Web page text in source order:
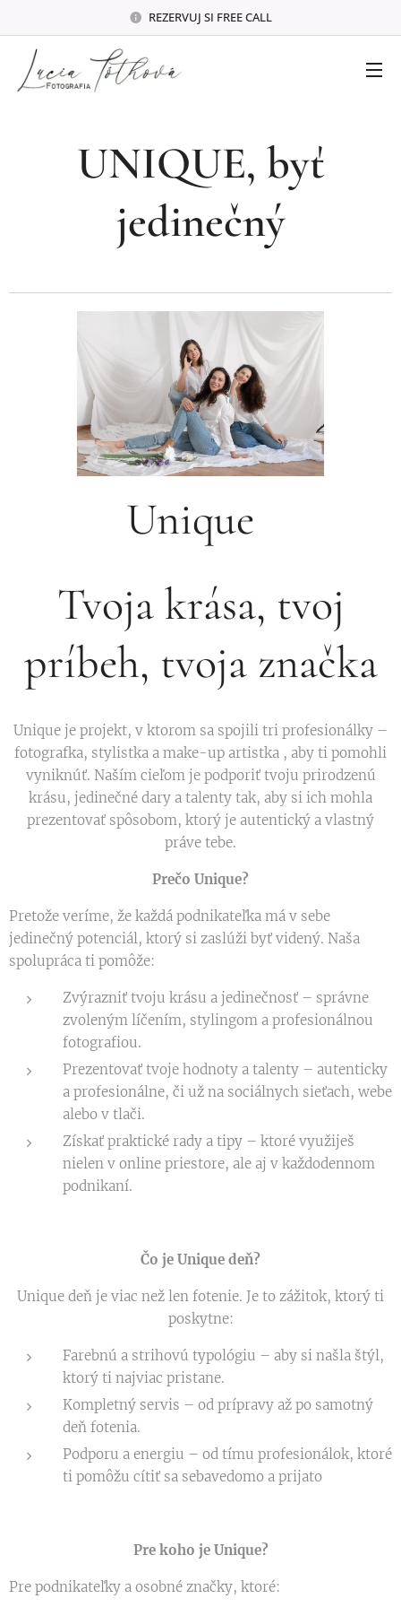
REZERVUJ SI FREE CALL
UNIQUE, byť
jedinečný
Unique
Tvoja krása, tvoj
príbeh, tvoja značka
Unique je projekt, v ktorom sa spojili tri profesionálky –
fotografka, stylistka a make-up artistka , aby ti pomohli
vyniknúť. Naším cieľom je podporiť tvoju prirodzenú
krásu, jedinečné dary a talenty tak, aby si ich mohla
prezentovať spôsobom, ktorý je autentický a vlastný
práve tebe.
Prečo Unique?
Pretože veríme, že každá podnikateľka má v sebe
jedinečný potenciál, ktorý si zaslúži byť videný. Naša
spolupráca ti pomôže:
Zvýrazniť tvoju krásu a jedinečnosť – správne
zvoleným líčením, stylingom a profesionálnou
fotografiou.
Prezentovať tvoje hodnoty a talenty – autenticky
a profesionálne, či už na sociálnych sieťach, webe
alebo v tlači.
Získať praktické rady a tipy – ktoré využiješ
nielen v online priestore, ale aj v každodennom
podnikaní.
Čo je Unique deň?
Unique deň je viac než len fotenie. Je to zážitok, ktorý ti
poskytne:
Farebnú a strihovú typológiu – aby si našla štýl,
ktorý ti najviac pristane.
Kompletný servis – od prípravy až po samotný
deň fotenia.
Podporu a energiu – od tímu profesionálok, ktoré
ti pomôžu cítiť sa sebavedomo a prijato
Pre koho je Unique?
Pre podnikateľky a osobné značky, ktoré: